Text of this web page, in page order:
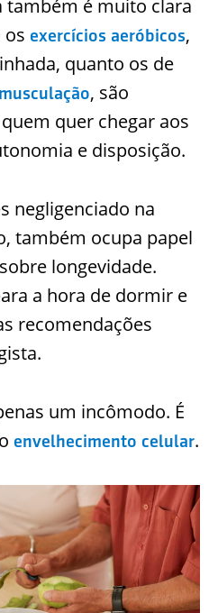
também é muito clara
os exercícios aeróbicos,
quanto os de
musculação, são
quer chegar aos
e disposição.
negligenciado na
também ocupa papel
longevidade.
a hora de dormir e
recomendações
um incômodo. É
envelhecimento celular.